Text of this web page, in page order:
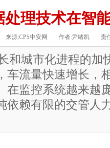
处理技术在智
来源:CPS中安网 作者:尹绪凯 责
和城市化进程的加
车流量快速增长，
在监控系统越来越
依赖有限的交管人